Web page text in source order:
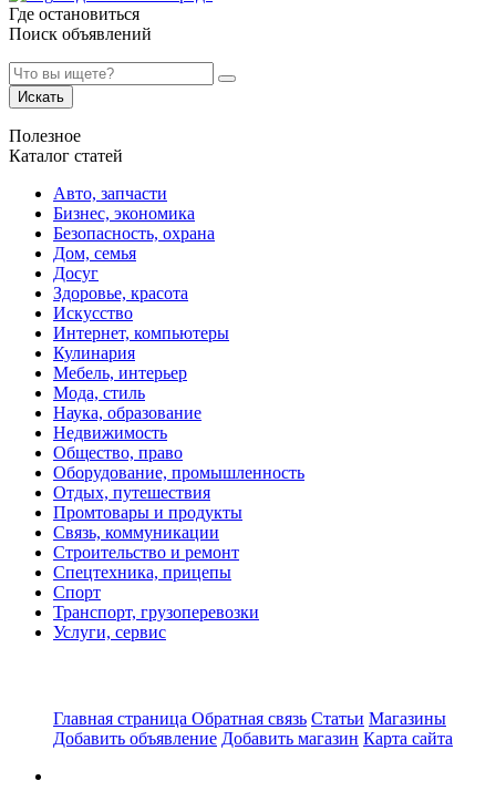
Где остановиться
Поиск объявлений
Искать
Полезное
Каталог статей
Авто, запчасти
Бизнес, экономика
Безопасность, охрана
Дом, семья
Досуг
Здоровье, красота
Искусство
Интернет, компьютеры
Кулинария
Мебель, интерьер
Мода, стиль
Наука, образование
Недвижимость
Общество, право
Оборудование, промышленность
Отдых, путешествия
Промтовары и продукты
Связь, коммуникации
Строительство и ремонт
Спецтехника, прицепы
Спорт
Транспорт, грузоперевозки
Услуги, сервис
Главная страница Обратная связь Статьи Магазины
Добавить объявление Добавить магазин Карта сайта